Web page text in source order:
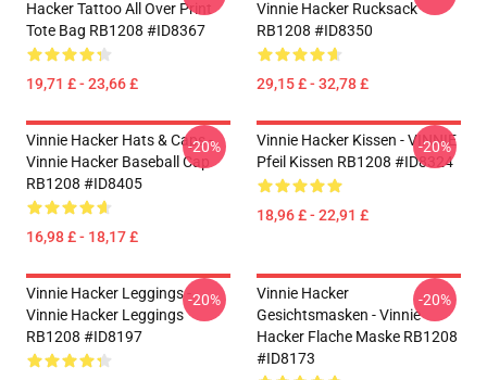
Hacker Tattoo All Over Print
Tote Bag RB1208 #ID8367
19,71 £ - 23,66 £
Vinnie Hacker Rucksack
RB1208 #ID8350
29,15 £ - 32,78 £
Vinnie Hacker Hats & Caps -
Vinnie Hacker Baseball Cap
RB1208 #ID8405
16,98 £ - 18,17 £
-20%
Vinnie Hacker Kissen - VINNIE
Pfeil Kissen RB1208 #ID8324
18,96 £ - 22,91 £
-20%
Vinnie Hacker Leggings -
Vinnie Hacker Leggings
RB1208 #ID8197
-20%
Vinnie Hacker
Gesichtsmasken - Vinnie
Hacker Flache Maske RB1208
#ID8173
-20%